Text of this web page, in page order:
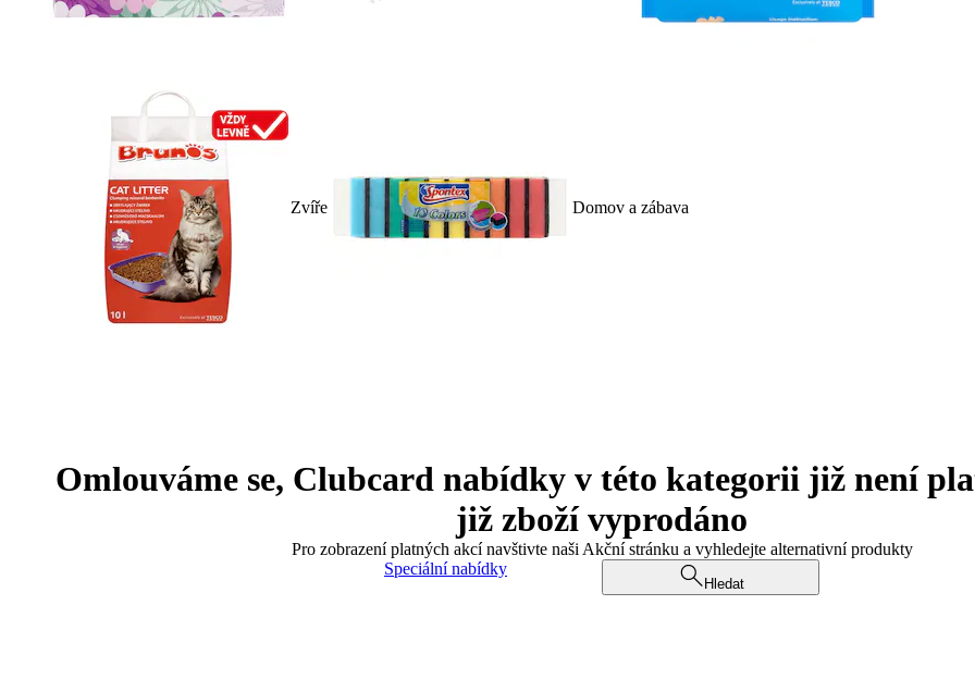
Zvíře Domov a zábava
Omlouváme se, Clubcard nabídky v této kategorii již není
již zboží vyprodáno
Pro zobrazení platných akcí navštivte naši Akční stránku a vyhledejte alternativní produkty
Speciální nabídky
Hledat